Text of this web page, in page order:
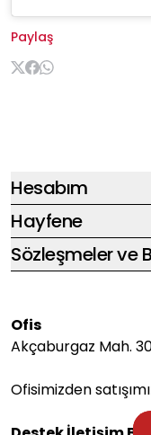
Paylaş
Hesabım
Hayfene
Sözleşmeler ve
Ofis
Akçaburgaz Mah.
Ofisimizden